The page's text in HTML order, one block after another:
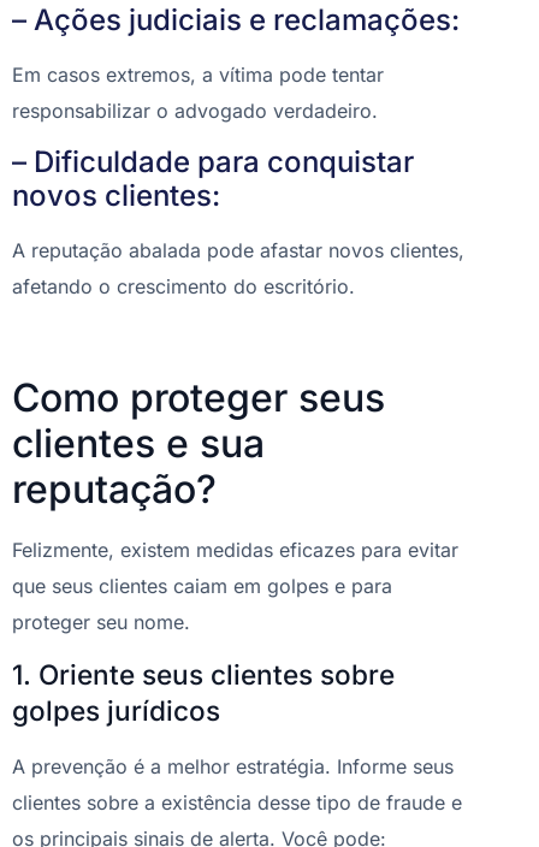
– Ações judiciais e reclamações:
Em casos extremos, a vítima pode tentar
responsabilizar o advogado verdadeiro.
– Dificuldade para conquistar
novos clientes:
A reputação abalada pode afastar novos clientes,
afetando o crescimento do escritório.
Como proteger seus
clientes e sua
reputação?
Felizmente, existem medidas eficazes para evitar
que seus clientes caiam em golpes e para
proteger seu nome.
1. Oriente seus clientes sobre
golpes jurídicos
A prevenção é a melhor estratégia. Informe seus
clientes sobre a existência desse tipo de fraude e
os principais sinais de alerta. Você pode: